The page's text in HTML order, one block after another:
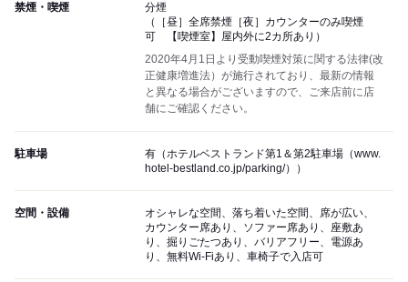
禁煙・喫煙
分煙
（［昼］全席禁煙［夜］カウンターのみ喫煙
可 【喫煙室】屋内外に2カ所あり）
2020年4月1日より受動喫煙対策に関する法律(改
正健康増進法）が施行されており、最新の情報
と異なる場合がございますので、ご来店前に店
舗にご確認ください。
駐車場
有（ホテルベストランド第1＆第2駐車場（www.
hotel-bestland.co.jp/parking/））
空間・設備
オシャレな空間、落ち着いた空間、席が広い、
カウンター席あり、ソファー席あり、座敷あ
り、掘りごたつあり、バリアフリー、電源あ
り、無料Wi-Fiあり、車椅子で入店可